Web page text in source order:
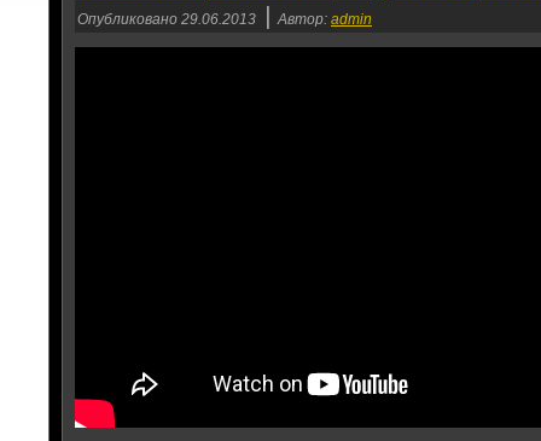
Опубликовано 29.06.2013 Автор: admin